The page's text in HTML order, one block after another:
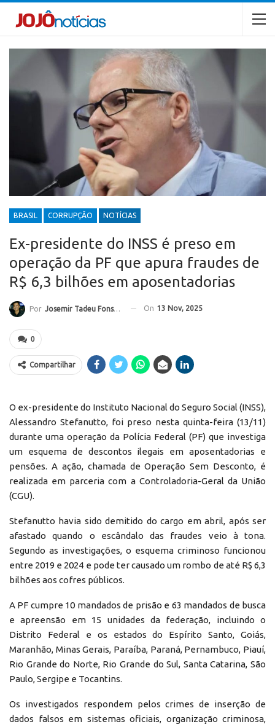
BRASIL CORRUPÇÃO NOTÍCIAS
Ex-presidente do INSS é preso em
operação da PF que apura fraudes de
R$ 6,3 bilhões em aposentadorias
Por Josemir Tadeu Fonseca On 13 Nov, 2025
0
Compartilhar
O ex-presidente do Instituto Nacional do Seguro Social (INSS),
Alessandro Stefanutto, foi preso nesta quinta-feira (13/11)
durante uma operação da Polícia Federal (PF) que investiga
um esquema de descontos ilegais em aposentadorias e
pensões. A ação, chamada de Operação Sem Desconto, é
realizada em parceria com a Controladoria-Geral da União
(CGU).
Stefanutto havia sido demitido do cargo em abril, após ser
afastado quando o escândalo das fraudes veio à tona.
Segundo as investigações, o esquema criminoso funcionou
entre 2019 e 2024 e pode ter causado um rombo de até R$ 6,3
bilhões aos cofres públicos.
A PF cumpre 10 mandados de prisão e 63 mandados de busca
e apreensão em 15 unidades da federação, incluindo o
Distrito Federal e os estados do Espírito Santo, Goiás,
Maranhão, Minas Gerais, Paraíba, Paraná, Pernambuco, Piauí,
Rio Grande do Norte, Rio Grande do Sul, Santa Catarina, São
Paulo, Sergipe e Tocantins.
Os investigados respondem pelos crimes de inserção de
dados falsos em sistemas oficiais, organização criminosa,